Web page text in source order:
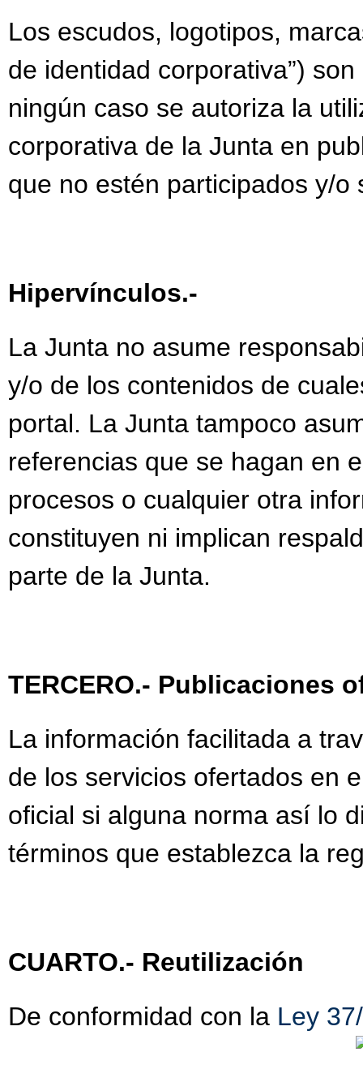
Los escudos, logotipos,
de identidad corporativa”)
ningún caso se autoriza la
corporativa de la Junta en
que no estén participados y/
Hipervínculos.-
La Junta no asume
y/o de los contenidos de
portal. La Junta tampoco
referencias que se hagan en
procesos o cualquier otra
constituyen ni implican
parte de la Junta.
TERCERO.- Publicaciones
La información facilitada a
de los servicios ofertados en
oficial si alguna norma así lo
términos que establezca la
CUARTO.- Reutilización
De conformidad con la Ley